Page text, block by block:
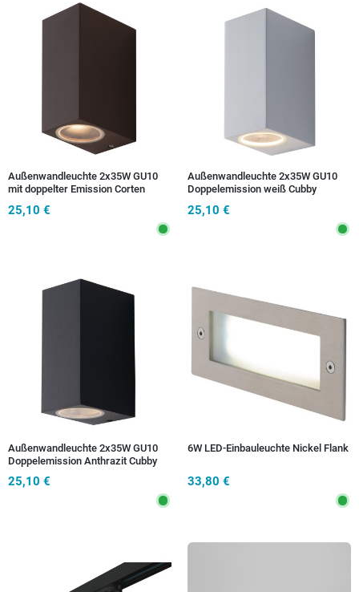
Außenwandleuchte 2x35W GU10
mit doppelter Emission Corten
25,10 €
Außenwandleuchte 2x35W GU10
Doppelemission weiß Cubby
25,10 €
Außenwandleuchte 2x35W GU10
Doppelemission Anthrazit Cubby
25,10 €
6W LED-Einbauleuchte Nickel Flank
33,80 €